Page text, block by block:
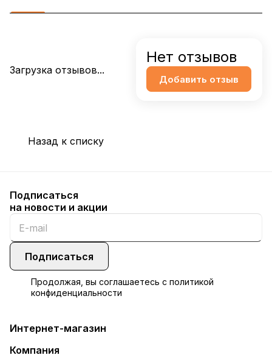
Загрузка отзывов...
Нет отзывов
Добавить отзыв
Назад к списку
Подписаться
на новости и акции
Подписаться
Продолжая, вы соглашаетесь с политикой
конфиденциальности
Интернет-магазин
Компания